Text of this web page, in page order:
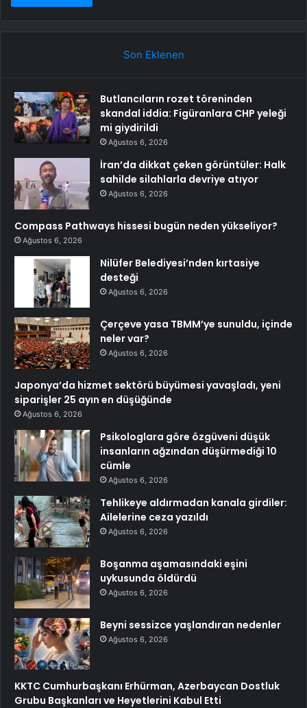
Son Eklenen
Butlancıların rozet töreninden
skandal iddia: Figüranlara CHP yeleği
mi giydirildi
Ağustos 6, 2026
İran’da dikkat çeken görüntüler: Halk
sahilde silahlarla devriye atıyor
Ağustos 6, 2026
Compass Pathways hissesi bugün neden yükseliyor?
Ağustos 6, 2026
Nilüfer Belediyesi’nden kırtasiye
desteği
Ağustos 6, 2026
Çerçeve yasa TBMM’ye sunuldu, içinde
neler var?
Ağustos 6, 2026
Japonya’da hizmet sektörü büyümesi yavaşladı, yeni
siparişler 25 ayın en düşüğünde
Ağustos 6, 2026
Psikologlara göre özgüveni düşük
insanların ağzından düşürmediği 10
cümle
Ağustos 6, 2026
Tehlikeye aldırmadan kanala girdiler:
Ailelerine ceza yazıldı
Ağustos 6, 2026
Boşanma aşamasındaki eşini
uykusunda öldürdü
Ağustos 6, 2026
Beyni sessizce yaşlandıran nedenler
Ağustos 6, 2026
KKTC Cumhurbaşkanı Erhürman, Azerbaycan Dostluk
Grubu Başkanları ve Heyetlerini Kabul Etti